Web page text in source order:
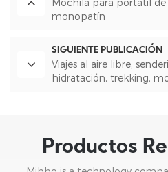
monopatín
SIGUIENTE PUBLICACIÓN
Viajes al aire libre,
hidratación, trekking,
Productos